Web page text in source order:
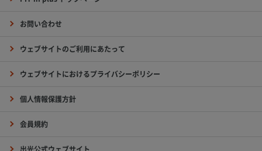
お問い合わせ
ウェブサイトのご利用にあたって
ウェブサイトにおけるプライバシーポリシー
個人情報保護方針
会員規約